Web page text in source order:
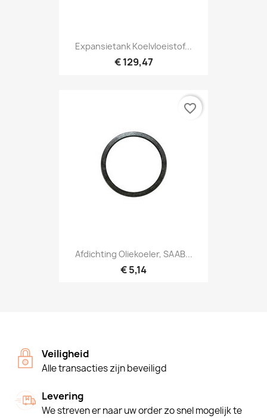
Expansietank Koelvloeistof...
€ 129,47
Afdichting Oliekoeler, SAAB...
€ 5,14
favorite_border
Veiligheid
Alle transacties zijn beveiligd
Levering
We streven er naar uw order zo snel mogelijk te